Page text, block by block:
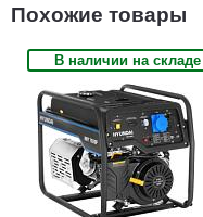
Похожие товары
В наличии на складе